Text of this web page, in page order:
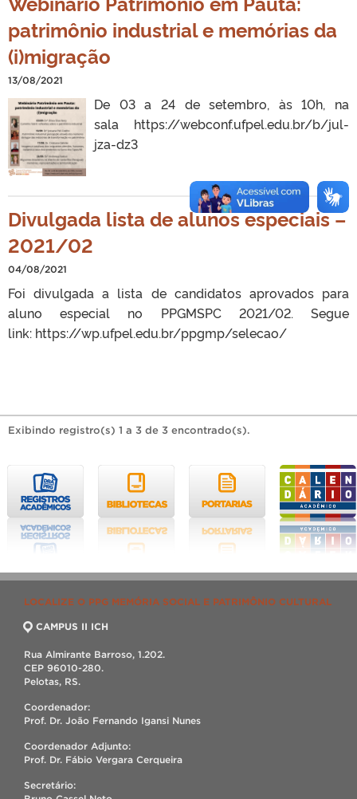
patrimônio industrial e memórias da
(i)migração
13/08/2021
De 03 a 24 de setembro, às 10h, na
sala https://webconf.ufpel.edu.br/b/jul-
jza-dz3
Divulgada lista de alunos especiais –
2021/02
04/08/2021
Foi divulgada a lista de candidatos aprovados para
aluno especial no PPGMSPC 2021/02. Segue
link: https://wp.ufpel.edu.br/ppgmp/selecao/
Exibindo registro(s) 1 a 3 de 3 encontrado(s).
LOCALIZE O PPG MEMÓRIA SOCIAL E PATRIMÔNIO CULTURAL
CAMPUS II ICH
Rua Almirante Barroso, 1.202.
CEP 96010-280.
Pelotas, RS.
Coordenador:
Prof. Dr. João Fernando Igansi Nunes
Coordenador Adjunto:
Prof. Dr. Fábio Vergara Cerqueira
Secretário: